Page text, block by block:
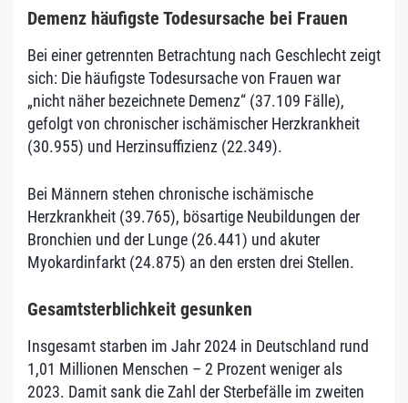
Demenz häufigste Todesursache bei Frauen
Bei einer getrennten Betrachtung nach Geschlecht zeigt
sich: Die häufigste Todesursache von Frauen war
„nicht näher bezeichnete Demenz“ (37.109 Fälle),
gefolgt von chronischer ischämischer Herzkrankheit
(30.955) und Herzinsuffizienz (22.349).
Bei Männern stehen chronische ischämische
Herzkrankheit (39.765), bösartige Neubildungen der
Bronchien und der Lunge (26.441) und akuter
Myokardinfarkt (24.875) an den ersten drei Stellen.
Gesamtsterblichkeit gesunken
Insgesamt starben im Jahr 2024 in Deutschland rund
1,01 Millionen Menschen – 2 Prozent weniger als
2023. Damit sank die Zahl der Sterbefälle im zweiten